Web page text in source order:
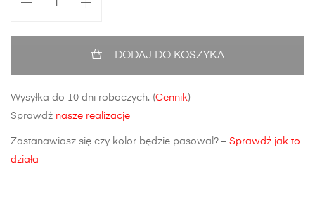
HB
DODAJ DO KOSZYKA
Wysyłka do 10 dni roboczych. (Cennik)
Sprawdź nasze realizacje
Zastanawiasz się czy kolor będzie pasował? – Sprawdź jak to
działa